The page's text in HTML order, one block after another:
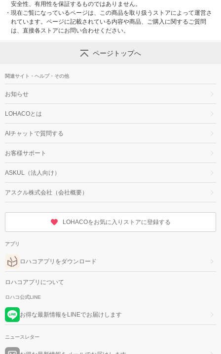
安全性、有用性を保証するものではありません。
・ 現在ご覧になっているページは、この商品を取り扱うストアによって運営さ
れています。ページに記載されている内容や商品、ご購入に関するご質問
は、直接各ストアにお問い合わせください。
ページトップへ
関連サイト・ヘルプ・その他
お知らせ
LOHACOとは
AIチャットで質問する
お客様サポート
ASKUL（法人向け）
アスクル株式会社（会社概要）
LOHACOをお気に入りストアに登録する
アプリ
ロハコアプリをダウンロード
ロハコアプリについて
ロハコ公式LINE
お得な最新情報をLINEでお届けします
ニュースレター